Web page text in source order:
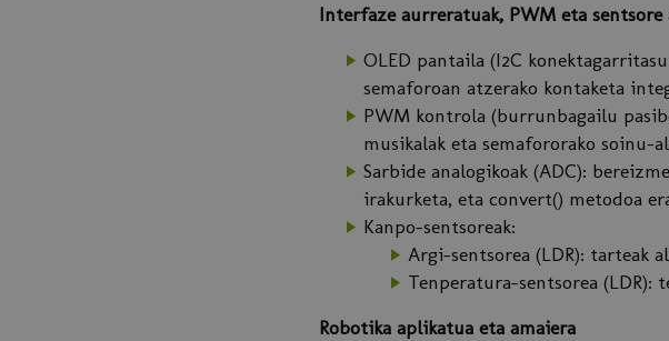
Interfaze aurreratuak, PWM eta sentsore
OLED pantaila (I2C
semaforoan atzerako kontaketa
PWM kontrola (burrunbagailu
musikalak eta semafororako soinu-
Sarbide analogikoak (ADC):
irakurketa, eta convert() metodoa
Kanpo-sentsoreak:
Argi-sentsorea (LDR): tarteak
Tenperatura-sentsorea
Robotika aplikatua eta amaiera